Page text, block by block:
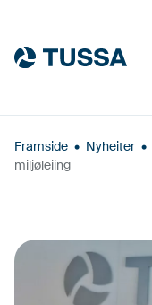
Framside • Nyheiter •
miljøleiing